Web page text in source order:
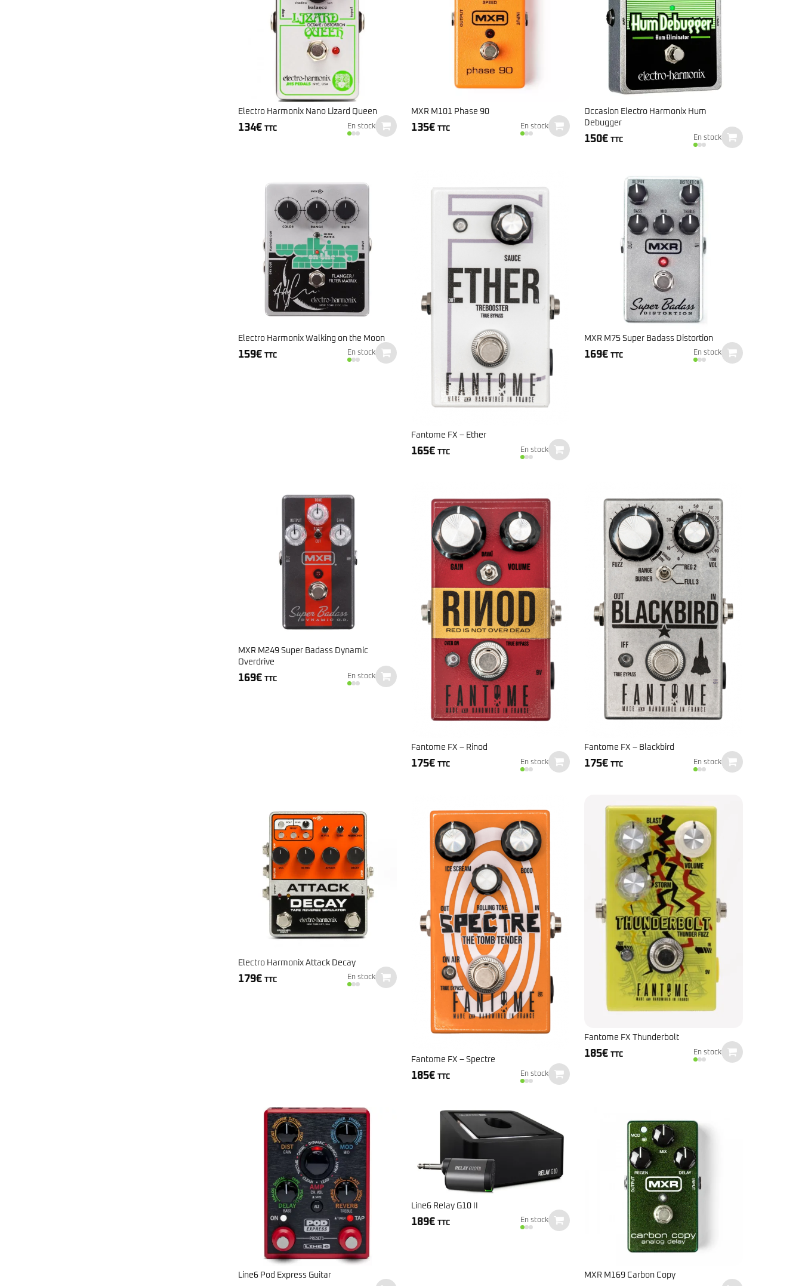
Electro Harmonix Nano Lizard Queen
134€ TTC En stock
MXR M101 Phase 90
135€ TTC En stock
Occasion Electro Harmonix Hum
Debugger
150€ TTC En stock
Electro Harmonix Walking on the Moon
159€ TTC En stock
Fantome FX – Ether
165€ TTC En stock
MXR M75 Super Badass Distortion
169€ TTC En stock
MXR M249 Super Badass Dynamic
Overdrive
169€ TTC En stock
Fantome FX – Rinod
175€ TTC En stock
Fantome FX – Blackbird
175€ TTC En stock
Electro Harmonix Attack Decay
179€ TTC En stock
Fantome FX – Spectre
185€ TTC En stock
Fantome FX Thunderbolt
185€ TTC En stock
Line6 Pod Express Guitar
Line6 Relay G10 II
189€ TTC En stock
MXR M169 Carbon Copy